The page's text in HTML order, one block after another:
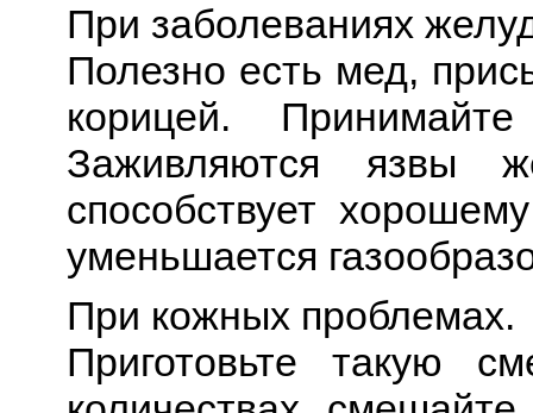
При заболеваниях
Полезно есть мед,
корицей.
Заживляются язвы
способствует
уменьшается
При кожных проблемах.
Приготовьте такую